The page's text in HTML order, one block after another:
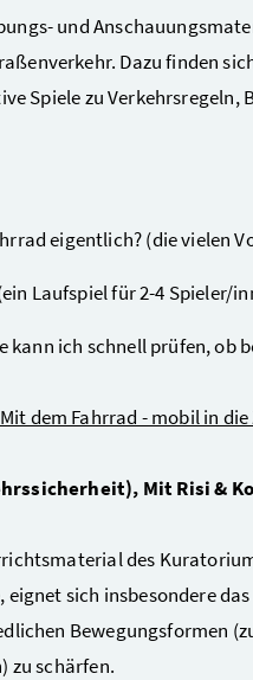
und
Dazu finden
Spiele zu
eigentlich? (die vielen
Laufspiel für 2-4 Spieler/
kann ich schnell prüfen, ob
dem Fahrrad - mobil in
Mit Risi &
des
sich insbesondere
Bewegungsformen
zu schärfen.